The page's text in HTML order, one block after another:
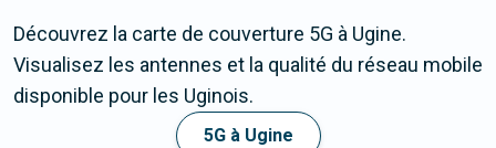
Découvrez la carte de couverture 5G à Ugine.
Visualisez les antennes et la qualité du réseau mobile
disponible pour les Uginois.
5G à Ugine